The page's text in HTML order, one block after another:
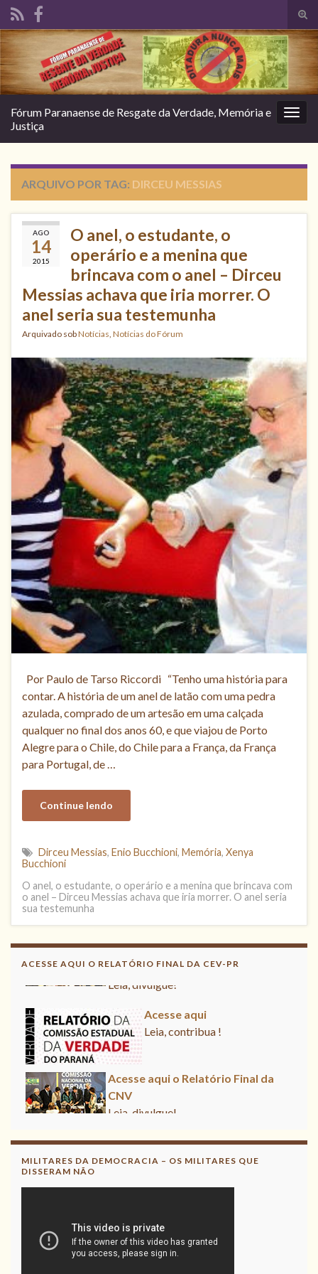
de
Search for:
Fórum Paranaense de Resgate da Verdade, Memória e
Justiça
ARQUIVO POR TAG: DIRCEU MESSIAS
AGO
14
2015
O anel, o estudante, o
operário e a menina que
brincava com o anel – Dirceu
Messias achava que iria morrer. O
anel seria sua testemunha
Arquivado sobNotícias Notícias do Fórum
Por Paulo de Tarso Riccordi “Tenho uma história para
contar. A história de um anel de latão com uma pedra
azulada, comprado de um artesão em uma calçada
qualquer no final dos anos 60, e que viajou de Porto
Alegre para o Chile, do Chile para a França, da França
para Portugal, de …
Continue lendo
Dirceu Messias, Enio Bucchioni, Memória, Xenya
Bucchioni
O anel, o estudante, o operário e a menina que brincava com
o anel – Dirceu Messias achava que iria morrer. O anel seria
sua testemunha
ACESSE AQUI O RELATÓRIO FINAL DA CEV-PR
Acesse aqui o Relatório Final da
CNV
Leia, contribua !
CNV
Leia, divulgue!
MILITARES DA DEMOCRACIA – OS MILITARES QUE
DISSERAM NÃO